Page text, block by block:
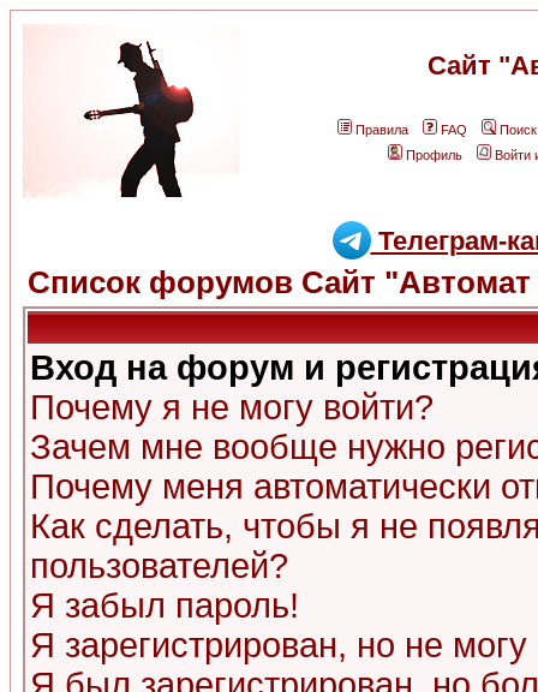
Сайт
Правила FAQ
Поиск
Профиль
Войти
Телеграм-
Список форумов Сайт "Автомат
Вход на форум и
Почему я не могу войти?
Зачем мне вообще нужно
Почему меня автоматически
Как сделать, чтобы я не
пользователей?
Я забыл пароль!
Я зарегистрирован, но не могу